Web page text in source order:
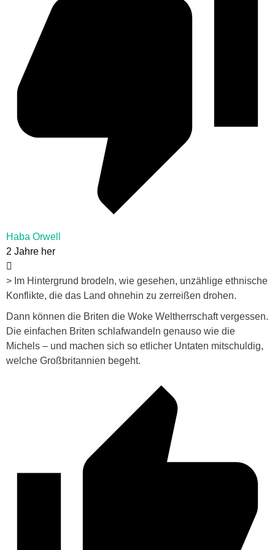
Haba Orwell
2 Jahre her
> Im Hintergrund brodeln, wie gesehen, unzählige ethnische
Konflikte, die das Land ohnehin zu zerreißen drohen.
Dann können die Briten die Woke Weltherrschaft vergessen.
Die einfachen Briten schlafwandeln genauso wie die
Michels – und machen sich so etlicher Untaten mitschuldig,
welche Großbritannien begeht.